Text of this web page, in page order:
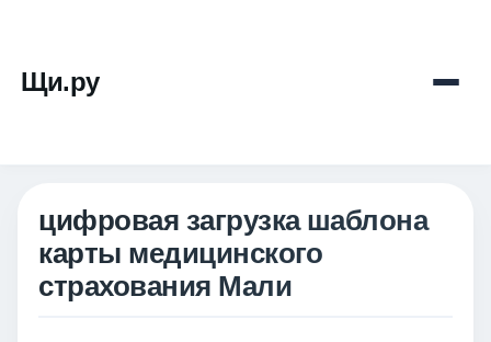
Щи.ру
цифровая загрузка шаблона
карты медицинского
страхования Мали